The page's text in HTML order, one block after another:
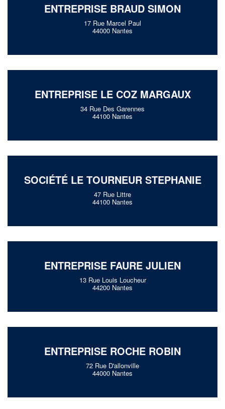
ENTREPRISE BRAUD SIMON
17 Rue Marcel Paul
44000 Nantes
ENTREPRISE LE COZ MARGAUX
34 Rue Des Garennes
44100 Nantes
SOCIÉTÉ LE TOURNEUR STEPHANIE
47 Rue Littre
44100 Nantes
ENTREPRISE FAURE JULIEN
13 Rue Louis Loucheur
44200 Nantes
ENTREPRISE ROCHE ROBIN
72 Rue D'allonville
44000 Nantes